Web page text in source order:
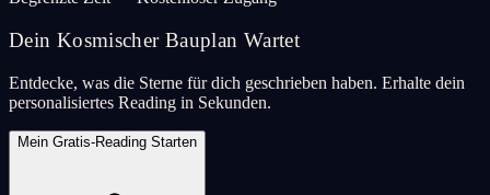
Dein Kosmischer Bauplan Wartet
Entdecke, was die Sterne für dich geschrieben haben. Erhalte dein
personalisiertes Reading in Sekunden.
Mein Gratis-Reading Starten